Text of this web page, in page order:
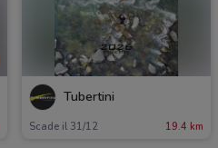
Tubertini
Scade il 31/12 19.4 km